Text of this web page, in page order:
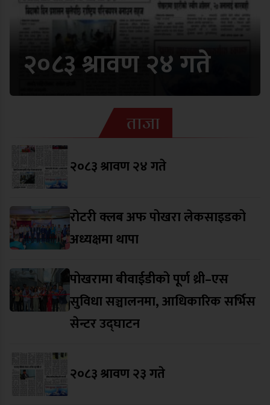
२०८३ श्रावण २४ गते
ताजा
२०८३ श्रावण २४ गते
रोटरी क्लब अफ पोखरा लेकसाइडको
अध्यक्षमा थापा
पोखरामा बीवाईडीको पूर्ण थ्री–एस
सुविधा सञ्चालनमा, आधिकारिक सर्भिस
सेन्टर उद्घाटन
२०८३ श्रावण २३ गते